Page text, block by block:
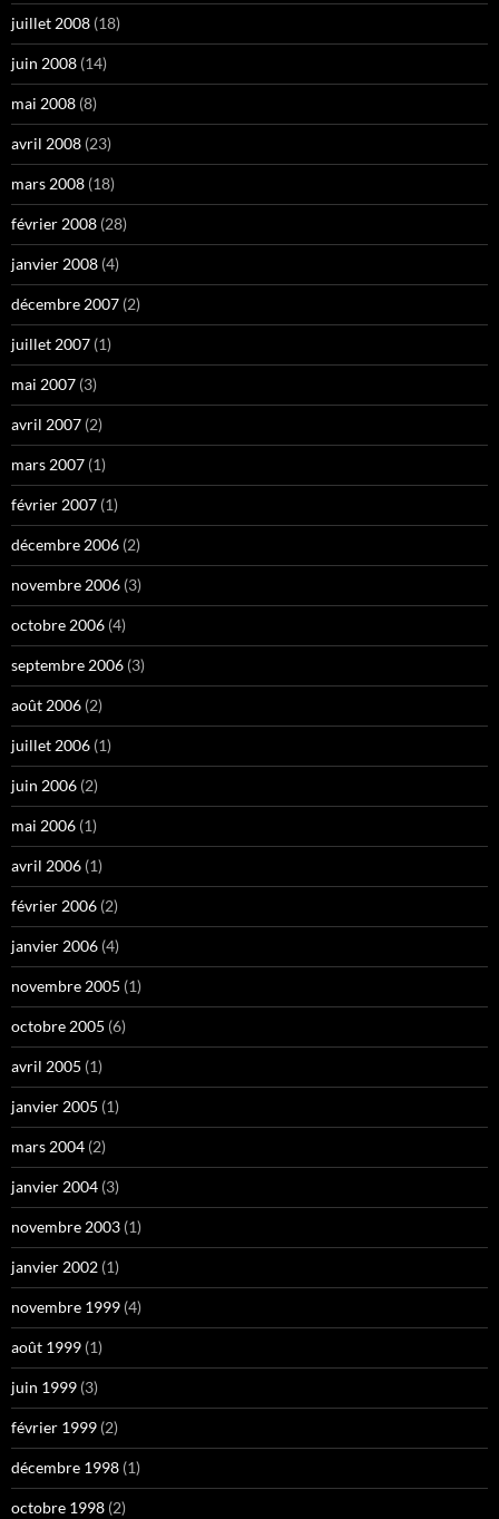
juillet 2008 (18)
juin 2008 (14)
mai 2008 (8)
avril 2008 (23)
mars 2008 (18)
février 2008 (28)
janvier 2008 (4)
décembre 2007 (2)
juillet 2007 (1)
mai 2007 (3)
avril 2007 (2)
mars 2007 (1)
février 2007 (1)
décembre 2006 (2)
novembre 2006 (3)
octobre 2006 (4)
septembre 2006 (3)
août 2006 (2)
juillet 2006 (1)
juin 2006 (2)
mai 2006 (1)
avril 2006 (1)
février 2006 (2)
janvier 2006 (4)
novembre 2005 (1)
octobre 2005 (6)
avril 2005 (1)
janvier 2005 (1)
mars 2004 (2)
janvier 2004 (3)
novembre 2003 (1)
janvier 2002 (1)
novembre 1999 (4)
août 1999 (1)
juin 1999 (3)
février 1999 (2)
décembre 1998 (1)
octobre 1998 (2)